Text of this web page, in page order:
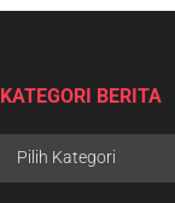
KATEGORI BERITA
Pilih Kategori